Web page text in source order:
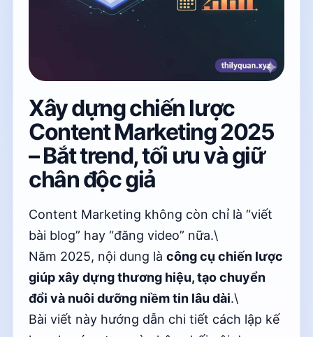
Xây dựng chiến lược
Content Marketing 2025
– Bắt trend, tối ưu và giữ
chân độc giả
Content Marketing không còn chỉ là “viết
bài blog” hay “đăng video” nữa.\
Năm 2025, nội dung là công cụ chiến lược
giúp xây dựng thương hiệu, tạo chuyển
đổi và nuôi dưỡng niềm tin lâu dài.\
Bài viết này hướng dẫn chi tiết cách lập kế